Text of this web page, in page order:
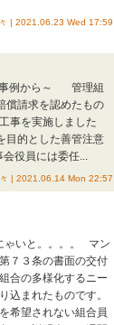
| 2021.06.23 Wed 17:59
事例から～ 管理組
償請求を認めたもの
事を実施しました
目的とした善管注意
役員には委任...
| 2021.06.14 Mon 22:57
ゃいと。。。。 マン
７３条の書面の交付
合の多様化するニー
込まれたものです。
希望されない組合員